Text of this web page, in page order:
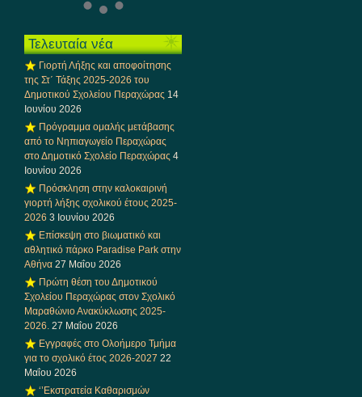
Τελευταία νέα
Γιορτή Λήξης και αποφοίτησης
της Στ΄ Τάξης 2025-2026 του
Δημοτικού Σχολείου Περαχώρας 14
Ιουνίου 2026
Πρόγραμμα ομαλής μετάβασης
από το Νηπιαγωγείο Περαχώρας
στο Δημοτικό Σχολείο Περαχώρας 4
Ιουνίου 2026
Πρόσκληση στην καλοκαιρινή
γιορτή λήξης σχολικού έτους 2025-
2026 3 Ιουνίου 2026
Επίσκεψη στο βιωματικό και
αθλητικό πάρκο Paradise Park στην
Αθήνα 27 Μαΐου 2026
Πρώτη θέση του Δημοτικού
Σχολείου Περαχώρας στον Σχολικό
Μαραθώνιο Ανακύκλωσης 2025-
2026. 27 Μαΐου 2026
Εγγραφές στο Ολοήμερο Τμήμα
για το σχολικό έτος 2026-2027 22
Μαΐου 2026
‘’Εκστρατεία Καθαρισμών